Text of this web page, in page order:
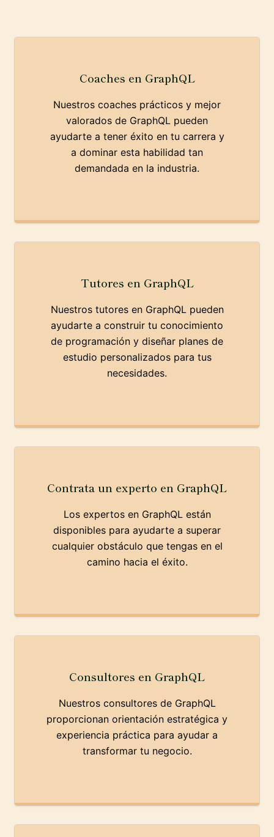
Coaches en GraphQL
Nuestros coaches prácticos y mejor
valorados de GraphQL pueden
ayudarte a tener éxito en tu carrera y
a dominar esta habilidad tan
demandada en la industria.
Tutores en GraphQL
Nuestros tutores en GraphQL pueden
ayudarte a construir tu conocimiento
de programación y diseñar planes de
estudio personalizados para tus
necesidades.
Contrata un experto en GraphQL
Los expertos en GraphQL están
disponibles para ayudarte a superar
cualquier obstáculo que tengas en el
camino hacia el éxito.
Consultores en GraphQL
Nuestros consultores de GraphQL
proporcionan orientación estratégica y
experiencia práctica para ayudar a
transformar tu negocio.